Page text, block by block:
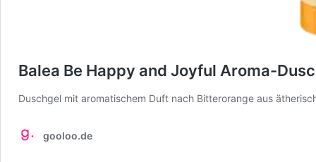
Balea Be Happy and Joyful Aroma-
Duschgel mit aromatischem Duft nach Bitterorange aus
gooloo.de